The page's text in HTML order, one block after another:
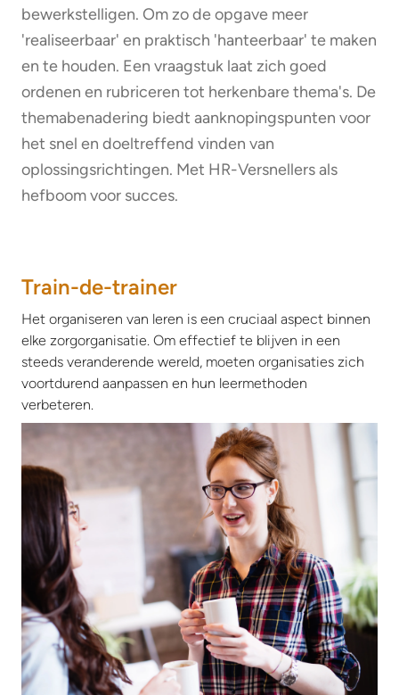
bewerkstelligen. Om zo de opgave meer
'realiseerbaar' en praktisch 'hanteerbaar' te maken
en te houden. Een vraagstuk laat zich goed
ordenen en rubriceren tot herkenbare thema's. De
themabenadering biedt aanknopingspunten voor
het snel en doeltreffend vinden van
oplossingsrichtingen. Met HR-Versnellers als
hefboom voor succes.
Train-de-trainer
Het organiseren van leren is een cruciaal aspect binnen
elke zorgorganisatie. Om effectief te blijven in een
steeds veranderende wereld, moeten organisaties zich
voortdurend aanpassen en hun leermethoden
verbeteren.